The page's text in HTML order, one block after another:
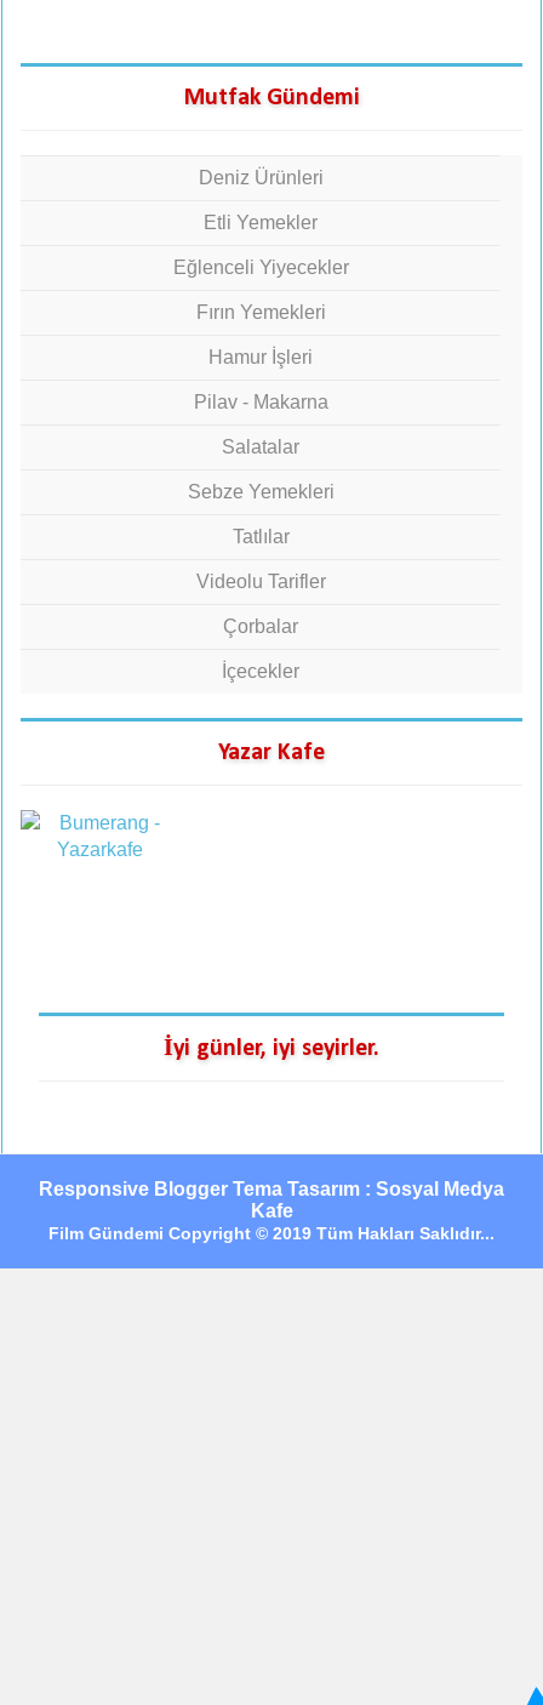
Mutfak Gündemi
Deniz Ürünleri
Etli Yemekler
Eğlenceli Yiyecekler
Fırın Yemekleri
Hamur İşleri
Pilav - Makarna
Salatalar
Sebze Yemekleri
Tatlılar
Videolu Tarifler
Çorbalar
İçecekler
Yazar Kafe
İyi günler, iyi seyirler.
Responsive Blogger Tema Tasarım : Sosyal Medya
Kafe
Film Gündemi Copyright © 2019 Tüm Hakları Saklıdır...